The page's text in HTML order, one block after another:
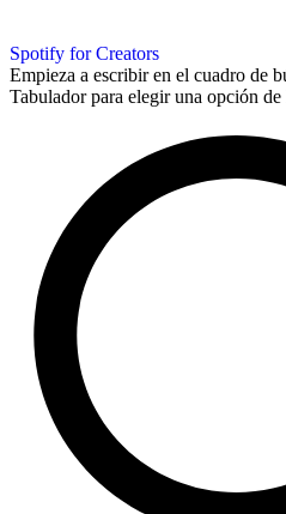
Spotify for Creators
Empieza a escribir en el cuadro de
Tabulador para elegir una opción de